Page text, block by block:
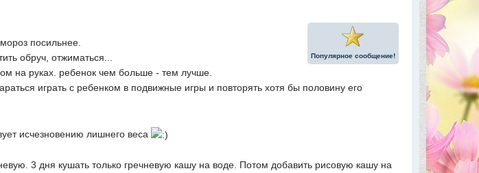
Популярное сообщение!
посильнее.
обруч, отжиматься...
на руках. ребенок чем больше - тем лучше.
играть с ребенком в подвижные игры и повторять хотя бы половину его
исчезновению лишнего веса
3 дня кушать только гречневую кашу на воде. Потом добавить рисовую кашу на